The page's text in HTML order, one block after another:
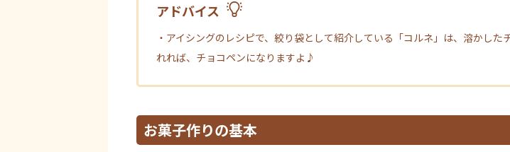
アドバイス
・アイシングのレシピで、絞り袋として紹介している「コルネ」は、溶かした
れれば、チョコペンになりますよ♪
お菓子作りの基本